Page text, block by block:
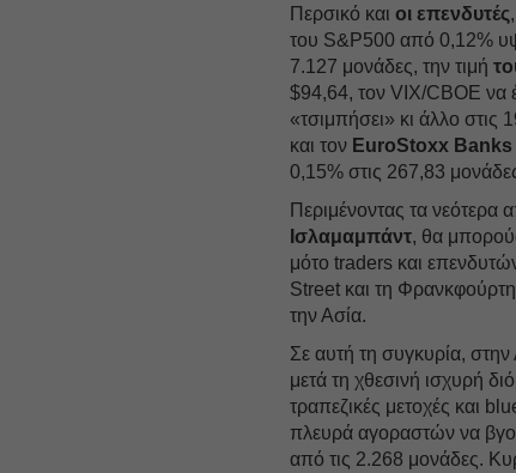
Περσικό καιοι επενδυτές
του S&P500 από 0,12%
7.127 μονάδες, την τιμή
$94,64, τον VIX/CBOE να
«τσιμπήσει» κι άλλο στις
και τον EuroStoxx Banks
0,15% στις 267,83
Περιμένοντας τα νεότερα
Ισλαμαμπάντ, θα
μότο traders και
Street και τη
την Ασία.
Σε αυτή τη συγκυρία,
μετά τη χθεσινή ισχυρή
τραπεζικές μετοχές και
πλευρά αγοραστών να
από τις 2.268 μονάδες.